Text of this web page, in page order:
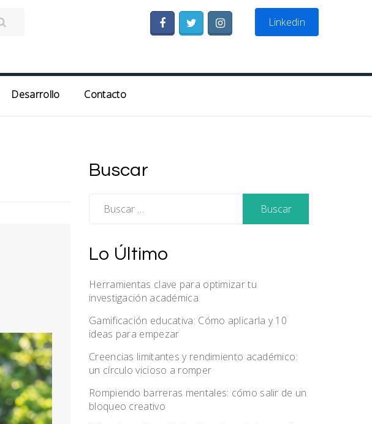
Linkedin
Desarrollo Contacto
Buscar
Lo Último
Herramientas clave para optimizar tu
investigación académica
Gamificación educativa: Cómo aplicarla y 10
ideas para empezar
Creencias limitantes y rendimiento académico:
un círculo vicioso a romper
Rompiendo barreras mentales: cómo salir de un
bloqueo creativo